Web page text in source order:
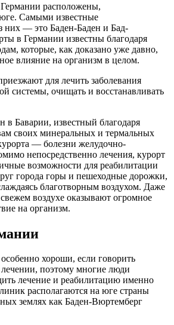
расположены,
Самыми известные
них — это Баден-Баден и Бад-
в Германии известны благодаря
которые, как доказано уже давно,
влияние на организм в целом.
для лечить заболевания
системы, очищать и восстанавливать
в Баварии, известный благодаря
своих минеральных и термальных
— болезни желудочно-
непосредственно лечения, курорт
возможности для реабилитации
города горы и пешеходные дорожки,
благотворным воздухом. Даже
воздухе оказывают огромное
на организм.
хороши, если говорить
поэтому многие люди
лечение и реабилитацию именно
располагаются на юге страны
землях как Баден-Вюртемберг